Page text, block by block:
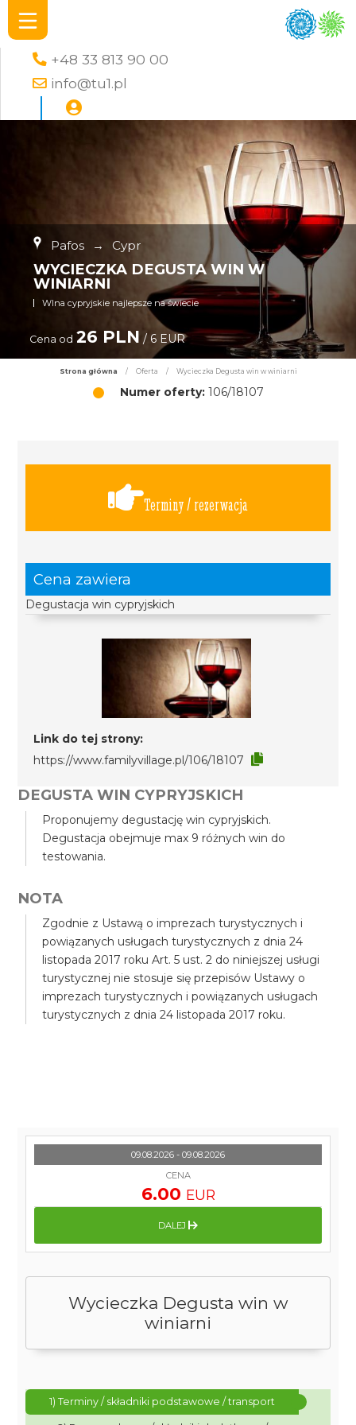
+48 33 813 90 00
info@tu1.pl
Pafos → Cypr
WYCIECZKA DEGUSTA WIN W
WINIARNI
WIna cypryjskie najlepsze na świecie
Cena od 26 PLN / 6 EUR
Strona główna / Oferta / Wycieczka Degusta win w winiarni
Numer oferty:106/18107
Terminy / rezerwacja
Cena zawiera
Degustacja win cypryjskich
Link do tej strony:
https://www.familyvillage.pl/106/18107
DEGUSTA WIN CYPRYJSKICH
Proponujemy degustację win cypryjskich.
Degustacja obejmuje max 9 różnych win do
testowania.
NOTA
Zgodnie z Ustawą o imprezach turystycznych i
powiązanych usługach turystycznych z dnia 24
listopada 2017 roku Art. 5 ust. 2 do niniejszej usługi
turystycznej nie stosuje się przepisów Ustawy o
imprezach turystycznych i powiązanych usługach
turystycznych z dnia 24 listopada 2017 roku.
Wycieczka Degusta win w
winiarni
1) Terminy / składniki podstawowe / transport
09.08.2026 - 09.08.2026
CENA
6.00 EUR
DALEJ